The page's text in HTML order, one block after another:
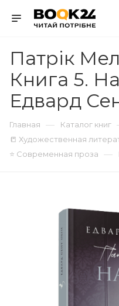
Патрік
Книга 5.
Едвард
Главная — Каталог книг
📒 Художественная
⭐ Современная проза —